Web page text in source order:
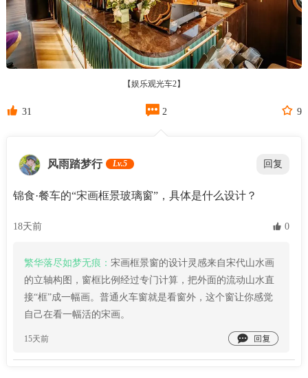
【娱乐观光车2】
 31  2  9
风雨踏梦行 Lv.5 回复
锦食·餐车的“宋画框景玻璃窗”，具体是什么设计？
18天前  0
繁华落尽如梦无痕： 宋画框景窗的设计灵感来自宋代山水画
的立轴构图，窗框比例经过专门计算，把外面的流动山水直
接“框”成一幅画。普通火车窗就是看窗外，这个窗让你感觉
自己在看一幅活的宋画。
15天前 